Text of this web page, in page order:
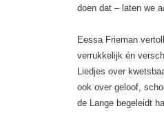
doen dat – laten we
Eessa Frieman
verrukkelijk én
Liedjes over
ook over geloof,
de Lange begeleidt